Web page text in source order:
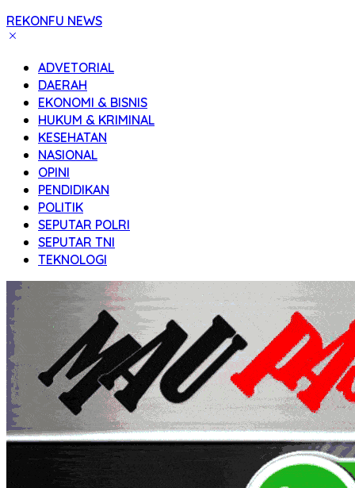
REKONFU NEWS
Tegas,
dan
Transparan
ADVETORIAL
DAERAH
EKONOMI & BISNIS
HUKUM & KRIMINAL
KESEHATAN
NASIONAL
OPINI
PENDIDIKAN
POLITIK
SEPUTAR POLRI
SEPUTAR TNI
TEKNOLOGI